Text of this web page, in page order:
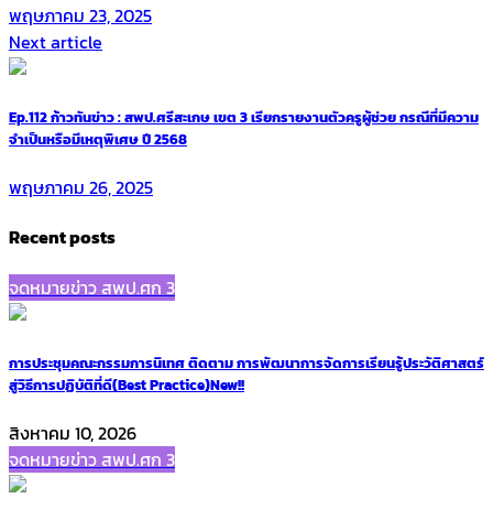
พฤษภาคม 23, 2025
Next article
Ep.112 ก้าวทันข่าว : สพป.ศรีสะเกษ เขต 3 เรียกรายงานตัวครูผู้ช่วย กรณีที่มีความ
จำเป็นหรือมีเหตุพิเศษ ปี 2568
พฤษภาคม 26, 2025
Recent posts
จดหมายข่าว สพป.ศก 3
การประชุมคณะกรรมการนิเทศ ติดตาม การพัฒนาการจัดการเรียนรู้ประวัติศาสตร์
สู่วิธีการปฏิบัติที่ดี(Best Practice)New!!
สิงหาคม 10, 2026
จดหมายข่าว สพป.ศก 3